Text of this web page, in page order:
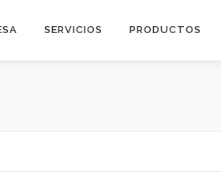
SERVICIOS PRODUCTOS